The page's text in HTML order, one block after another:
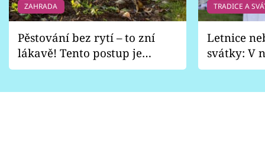
ZAHRADA
Pěstování bez rytí – to zní
lákavě! Tento postup je
vhodný jen pro některé
TRADICE A
Letnice
svátky: V
pondělí